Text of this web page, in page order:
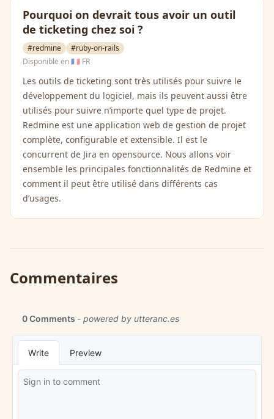
Pourquoi on devrait tous avoir un outil
de ticketing chez soi ?
#redmine
#ruby-on-rails
Disponible en🇫🇷 FR
Les outils de ticketing sont très utilisés pour suivre le
développement du logiciel, mais ils peuvent aussi être
utilisés pour suivre n’importe quel type de projet.
Redmine est une application web de gestion de projet
complète, configurable et extensible. Il est le
concurrent de Jira en opensource. Nous allons voir
ensemble les principales fonctionnalités de Redmine et
comment il peut être utilisé dans différents cas
d’usages.
Commentaires